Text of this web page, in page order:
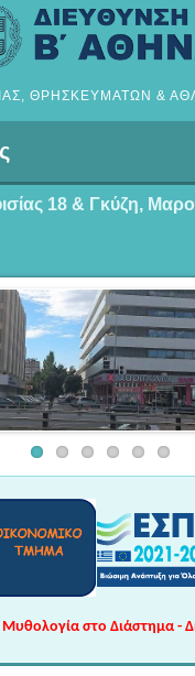
ΘΡΗΣΚΕΥΜΑΤΩΝ &
18 & Γκύζη,
στο Διάστημα -